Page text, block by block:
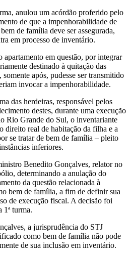
anulou um acórdão proferido pelo
de que a impenhorabilidade de
de família deve ser assegurada,
em processo de inventário.
em questão, por integrar
destinado à quitação das
após, pudesse ser transmitido
invocar a impenhorabilidade.
das herdeiras, responsável pelos
destes, durante uma execução
Rio Grande do Sul, o inventariante
direito real de habitação da filha e a
se tratar de bem de família – pleito
inferiores.
Benedito Gonçalves, relator no
determinando a anulação do
da questão relacionada à
bem de família, a fim de definir sua
de execução fiscal. A decisão foi
1ª turma.
a jurisprudência do STJ
como bem de família não pode
de sua inclusão em inventário.